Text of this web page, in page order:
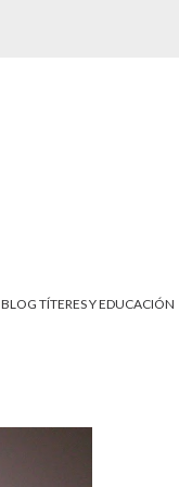
BLOG TÍTERES Y EDUCACIÓN